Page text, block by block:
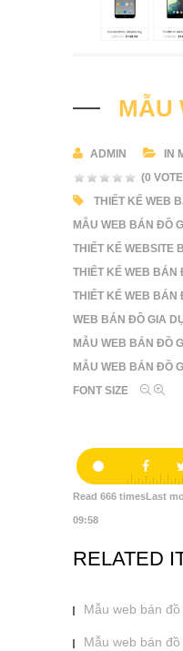
ADMIN IN
(0
THIẾT KẾ WEB
MẪU WEB BÁN ĐỒ
THIẾT KẾ WEBSITE
THIẾT KẾ WEB BÁN
THIẾT KẾ WEB BÁN
WEB BÁN ĐỒ GIA
MẪU WEB BÁN ĐỒ
MẪU WEB BÁN ĐỒ
FONT SIZE
Read 666 timesLast
09:58
RELATED
Mẫu web bán
Mẫu web bán